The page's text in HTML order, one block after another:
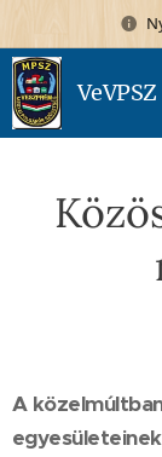
VeVPSZ
A